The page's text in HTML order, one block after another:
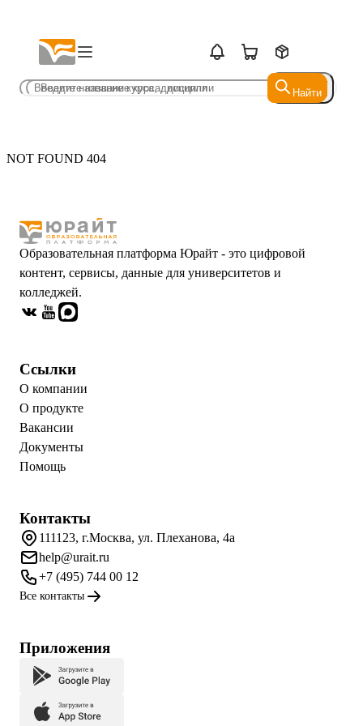
Найти
Найти
NOT FOUND 404
Образовательная платформа Юрайт - это цифровой
контент, сервисы, данные для университетов и
колледжей.
Ссылки
О компании
О продукте
Вакансии
Документы
Помощь
Контакты
111123, г.Москва, ул. Плеханова, 4а
help@urait.ru
+7 (495) 744 00 12
Все контакты
Приложения